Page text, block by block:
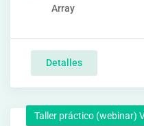
Array
Detalles
Taller práctico (webinar)